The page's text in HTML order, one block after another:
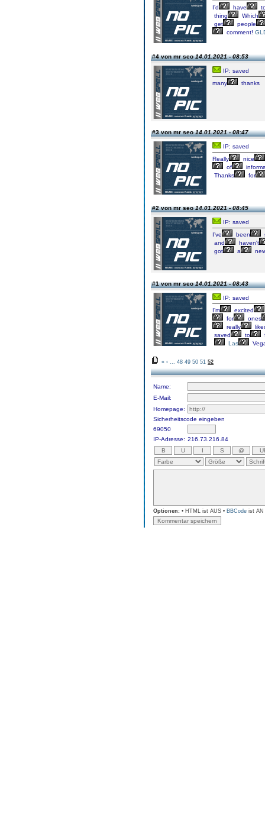
I’d
have
thing
Which
get
people
comment!
#4 von mr seo14.01.2021 - 08:53
IP: saved
many
thanks
#3 von mr seo14.01.2021 - 08:47
IP: saved
Really
nice
of
Thanks
for
#2 von mr seo14.01.2021 - 08:45
IP: saved
I’ve
been
and
haven't
got
a
#1 von mr seo14.01.2021 - 08:43
IP: saved
I’m
excited
for
ones
really
saved
to
Las
« ‹ 48 49 50 51 52
Name:
E-Mail:
Homepage:
Sicherheitscode eingeben
69050
IP-Adresse: 216.73.216.84
Optionen: • HTML ist AUS • BBCode ist AN